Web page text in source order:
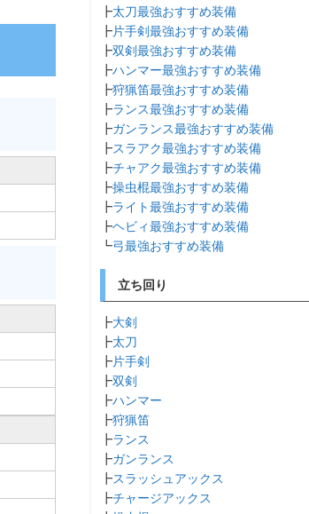
┣太刀最強おすすめ装備
┣片手剣最強おすすめ装備
┣双剣最強おすすめ装備
┣ハンマー最強おすすめ装備
┣狩猟笛最強おすすめ装備
┣ランス最強おすすめ装備
┣ガンランス最強おすすめ装備
┣スラアク最強おすすめ装備
┣チャアク最強おすすめ装備
┣操虫棍最強おすすめ装備
┣ライト最強おすすめ装備
┣ヘビィ最強おすすめ装備
┗弓最強おすすめ装備
立ち回り
┣大剣
┣太刀
┣片手剣
┣双剣
┣ハンマー
┣狩猟笛
┣ランス
┣ガンランス
┣スラッシュアックス
┣チャージアックス